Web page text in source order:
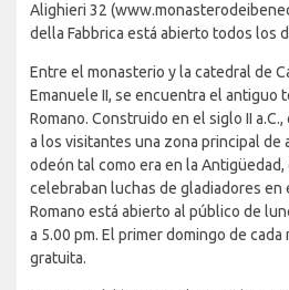
Alighieri 32
della Fabbrica está abierto todos los
Entre el monasterio y la catedral de
Emanuele II, se encuentra el antiguo
Romano. Construido en el siglo II
a los visitantes una zona principal de
odeón tal como era en la
celebraban luchas de gladiadores en
Romano está abierto al público de
a 5.00 pm. El primer domingo de cada
gratuita.